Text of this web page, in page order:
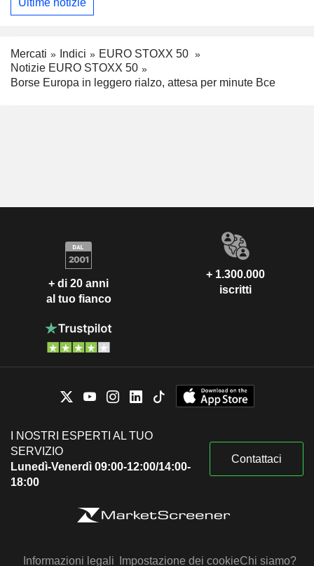
Ultime notizie
Mercati Indici
EURO STOXX 50
Notizie EURO STOXX 50
Borse Europa in leggero rialzo, attesa per minute Bce
+ di 20 anni
al tuo fianco
+ 1.300.000
iscritti
I NOSTRI ESPERTI AL TUO
SERVIZIO
Lunedì-Venerdì 09:00-12:00/14:00-
18:00
Contattaci
Informazioni legali Impostazione dei cookieChi siamo?